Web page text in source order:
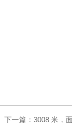
下一篇： 3008 米，